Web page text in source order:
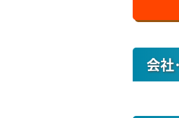
会社